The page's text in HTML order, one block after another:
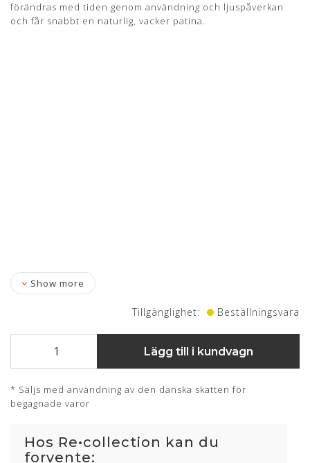
förändras med tiden genom användning och ljuspåverkan
och får snabbt en naturlig, vacker patina.
Show more
Tillgänglighet: Beställningsvara
Lägg till i kundvagn
* Säljs med användning av den danska skatten för
begagnade varor
Hos Re•collection kan du
forvente: